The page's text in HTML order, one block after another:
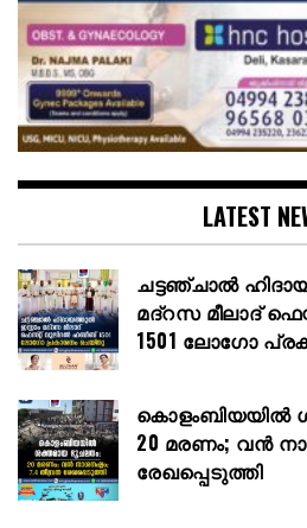
LATEST
ചട്ടഞ്ചാൽ
മദ്റസ മീലാദ്
1501 ലോഗോ
കൊളംബിയയിൽ
20 മരണം; വൻ
രേഖപ്പെടുത്തി